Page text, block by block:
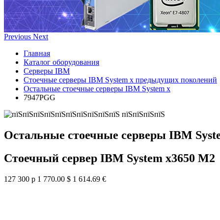
Previous Next
Главная
Каталог оборудования
Серверы IBM
Стоечные серверы IBM System x предыдущих поколений
Остальные стоечные серверы IBM System x
7947PGG
Остальные стоечные серверы IBM
Стоечный сервер IBM System x3650 M2
127 300 р 1 770.00 $ 1 614.69 €